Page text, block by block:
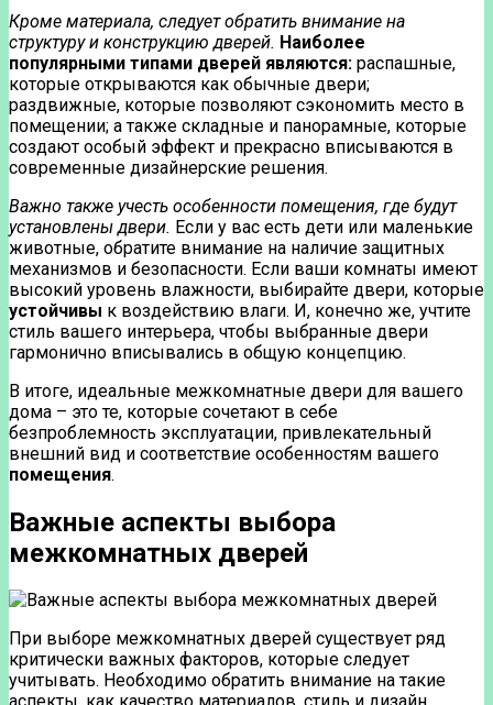
Кроме материала, следует обратить внимание на
структуру и конструкцию дверей. Наиболее
популярными типами дверей являются: распашные,
которые открываются как обычные двери;
раздвижные, которые позволяют сэкономить место в
помещении; а также складные и панорамные, которые
создают особый эффект и прекрасно вписываются в
современные дизайнерские решения.
Важно также учесть особенности помещения, где будут
установлены двери. Если у вас есть дети или маленькие
животные, обратите внимание на наличие защитных
механизмов и безопасности. Если ваши комнаты имеют
высокий уровень влажности, выбирайте двери, которые
устойчивы к воздействию влаги. И, конечно же, учтите
стиль вашего интерьера, чтобы выбранные двери
гармонично вписывались в общую концепцию.
В итоге, идеальные межкомнатные двери для вашего
дома – это те, которые сочетают в себе
безпроблемность эксплуатации, привлекательный
внешний вид и соответствие особенностям вашего
помещения.
Важные аспекты выбора
межкомнатных дверей
При выборе межкомнатных дверей существует ряд
критически важных факторов, которые следует
учитывать. Необходимо обратить внимание на такие